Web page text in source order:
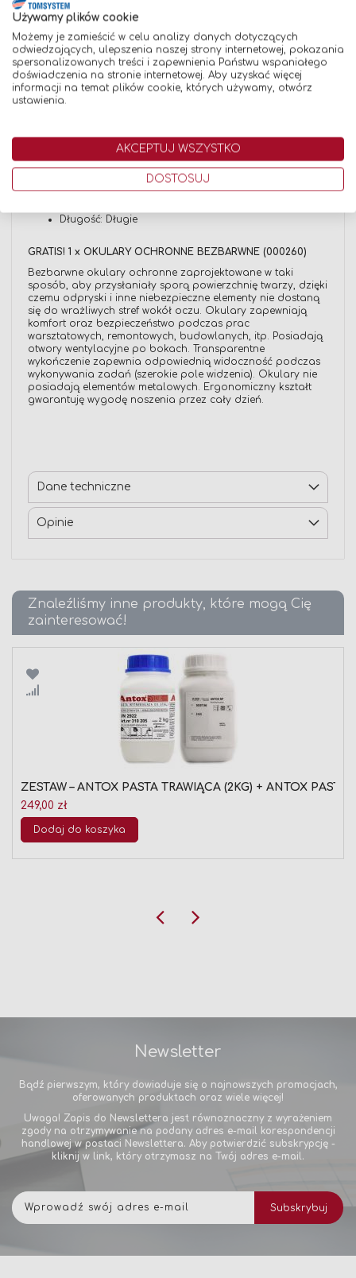
(000261)
Rękawice spawalnicze odporne na przetarcia. Doskonałe
do zastosowania nie tylko w spawalnictwie, ale również w
budownictwie oraz przemyśle ciężkim. Posiadają certyfikat
CE, zgodny z normą EN 420, EN 388(4133), EN 407(413X4X),
kat. II.
Dane techniczne:
Kolor: Czerwony
Długość: Długie
GRATIS! 1 x OKULARY OCHRONNE BEZBARWNE (000260)
Bezbarwne okulary ochronne zaprojektowane w taki
sposób, aby przysłaniały sporą powierzchnię twarzy, dzięki
czemu odpryski i inne niebezpieczne elementy nie dostaną
się do wrażliwych stref wokół oczu. Okulary zapewniają
komfort oraz bezpieczeństwo podczas prac
warsztatowych, remontowych, budowlanych, itp. Posiadają
otwory wentylacyjne po bokach. Transparentne
wykończenie zapewnia odpowiednią widoczność podczas
wykonywania zadań (szerokie pole widzenia). Okulary nie
posiadają elementów metalowych. Ergonomiczny kształt
gwarantuję wygodę noszenia przez cały dzień.
Dane techniczne
Opinie
Znaleźliśmy inne produkty, które mogą Cię
zainteresować!
Porównaj
ZESTAW – ANTOX PASTA TRAWIĄCA (2KG) + ANTOX
249,00 zł
Dodaj do koszyka
Newsletter
Bądź pierwszym, który dowiaduje się o najnowszych promocjach,
oferowanych produktach oraz wiele więcej!
Uwaga! Zapis do Newslettera jest równoznaczny z wyrażeniem
zgody na otrzymywanie na podany adres e-mail korespondencji
handlowej w postaci Newslettera. Aby potwierdzić subskrypcję -
kliknij w link, który otrzymasz na Twój adres e-mail.
nasz
newsletter:
Subskrybuj
Używamy plików cookie
Możemy je zamieścić w celu analizy danych dotyczących
odwiedzających, ulepszenia naszej strony internetowej, pokazania
spersonalizowanych treści i zapewnienia Państwu wspaniałego
doświadczenia na stronie internetowej. Aby uzyskać więcej
informacji na temat plików cookie, których używamy, otwórz
ustawienia.
AKCEPTUJ WSZYSTKO
DOSTOSUJ